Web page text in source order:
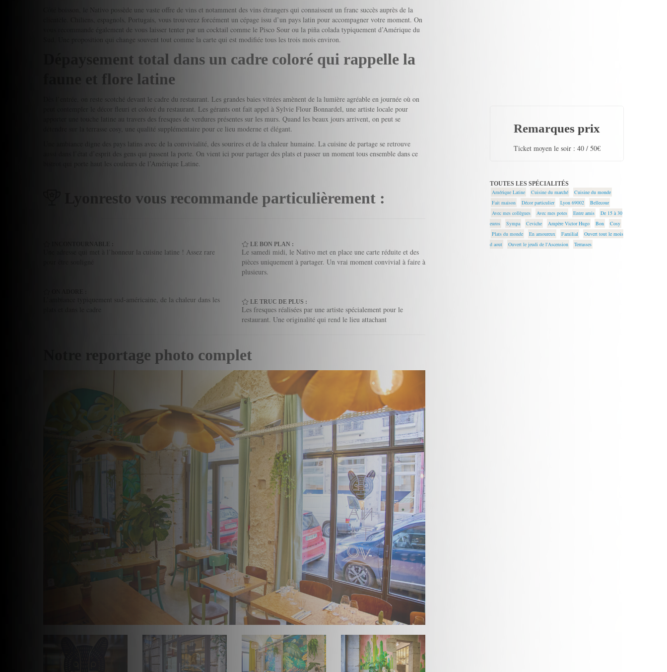
Côté boisson, le Nativo possède une vaste offre de vins et notamment des vins étrangers qui connaissent un franc succès auprès de la
clientèle. Chiliens, espagnols, Portugais, vous trouverez forcément un cépage issu d’un pays latin pour accompagner votre moment. On
vous recommande également de vous laisser tenter par un cocktail comme le Pisco Sour ou la piña colada typiquement d’Amérique du
Sud. Une proposition qui change souvent tout comme la carte qui est modifiée tous les trois mois environ.
Dépaysement total dans un cadre coloré qui rappelle la
faune et flore latine
Dès l’entrée, on reste scotché devant le cadre du restaurant. Les grandes baies vitrées amènent de la lumière agréable en journée où on
peut contempler le décor fleuri et coloré du restaurant. Les gérants ont fait appel à Sylvie Flour Bonnardel, une artiste locale pour
apporter une touche latine au travers des fresques de verdures présentes sur les murs. Quand les beaux jours arrivent, on peut se
détendre sur la terrasse cosy, une qualité supplémentaire pour ce lieu moderne et élégant.
Une ambiance digne des pays latins avec de la convivialité, des sourires et de la chaleur humaine. La cuisine de partage se retrouve
aussi dans l’état d’esprit des gens qui passent la porte. On vient ici pour partager des plats et passer un moment tous ensemble dans ce
bistrot qui porte haut les couleurs de l’Amérique Latine.
Lyonresto vous recommande particulièrement :
Une adresse qui met à l’honneur la cuisine latine ! Assez rare
L’ambiance typiquement sud-américaine, de la chaleur dans les
LE BON PLAN :
Le samedi midi, le Nativo met en place une carte réduite et des
pièces uniquement à partager. Un vrai moment convivial à faire à
plusieurs.
LE TRUC DE PLUS :
Les fresques réalisées par une artiste spécialement pour le
restaurant. Une originalité qui rend le lieu attachant
Notre reportage photo complet
Remarques prix
Ticket moyen le soir : 40 / 50€
TOUTES LES SPÉCIALITÉS
Amérique Latine
Cuisine du marché
Cuisine du monde
Fait maison
Décor particulier Lyon 69002
Bellecour
Avec mes collègues
Avec mes potes Entre amis
De 15 à 30
euros
Sympa Ceviche Ampère Victor Hugo Bon
Cosy
Plats du monde
En amoureux Familial
Ouvert tout le mois
d aout
Ouvert le jeudi de l'Ascension Terrasses